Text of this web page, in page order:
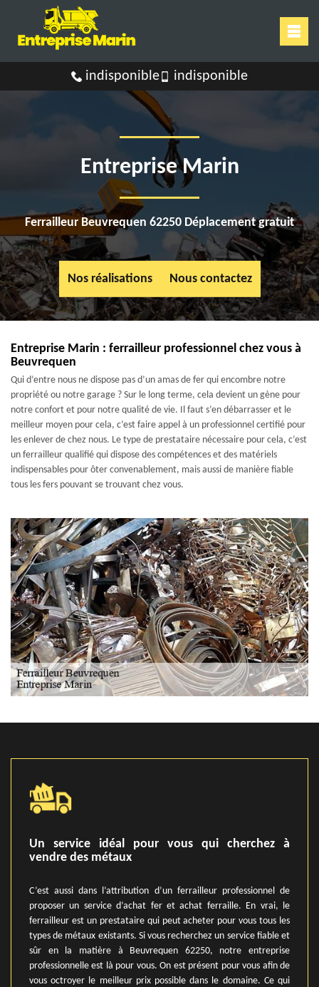
indisponible indisponible
Entreprise Marin
Ferrailleur Beuvrequen 62250 Déplacement gratuit
Nos réalisations Nous contactez
Entreprise Marin : ferrailleur professionnel chez vous à
Beuvrequen
Qui d’entre nous ne dispose pas d’un amas de fer qui encombre notre
propriété ou notre garage ? Sur le long terme, cela devient un gène pour
notre confort et pour notre qualité de vie. Il faut s’en débarrasser et le
meilleur moyen pour cela, c’est faire appel à un professionnel certifié pour
les enlever de chez nous. Le type de prestataire nécessaire pour cela, c’est
un ferrailleur qualifié qui dispose des compétences et des matériels
indispensables pour ôter convenablement, mais aussi de manière fiable
tous les fers pouvant se trouvant chez vous.
Un service idéal pour vous qui cherchez à
vendre des métaux
C’est aussi dans l’attribution d’un ferrailleur professionnel de
proposer un service d’achat fer et achat ferraille. En vrai, le
ferrailleur est un prestataire qui peut acheter pour vous tous les
types de métaux existants. Si vous recherchez un service fiable et
sûr en la matière à Beuvrequen 62250, notre entreprise
professionnelle est là pour vous. On est présent pour vous afin de
vous octroyer le meilleur prix possible dans le domaine. Ce qui